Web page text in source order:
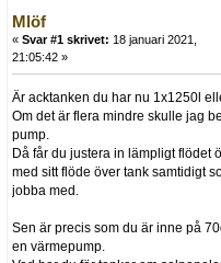
Mlöf
« Svar #1 skrivet: 18 januari 2021,
21:05:42 »
Är acktanken du har nu 1x1250l
Om det är flera mindre skulle jag
pump.
Då får du justera in lämpligt flödet
med sitt flöde över tank samtidigt
jobba med.
Sen är precis som du är inne på
en värmepump.